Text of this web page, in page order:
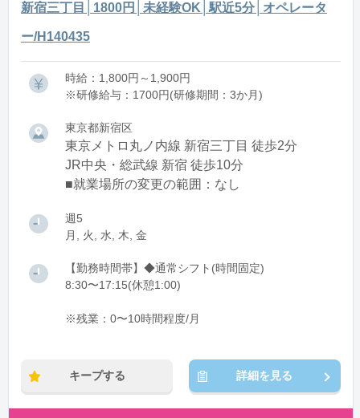
新宿三丁目│1800円│未経験OK│駅近5分│オペレータ
ー/H140435
時給：1,800円～1,900円
※研修給与：1700円(研修期間：3か月)
東京都新宿区
東京メトロ丸ノ内線 新宿三丁目 徒歩2分
JR中央・総武線 新宿 徒歩10分
■就業場所の変更の範囲：なし
週5
月, 火, 水, 木, 金
【勤務時間帯】◆通常シフト(時間固定)
8:30〜17:15(休憩1:00)
※残業：0〜10時間程度/月
キープする 詳細を見る